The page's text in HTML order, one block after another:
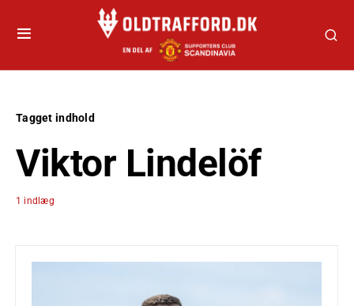
Tagget indhold
Viktor Lindelöf
1 indlæg